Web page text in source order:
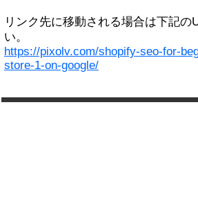
リンク先に移動される場合は下記の
い。
https://pixolv.com/shopify-seo-for-
store-1-on-google/